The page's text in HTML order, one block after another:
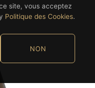
site, vous acceptez
Politique des Cookies.
NON